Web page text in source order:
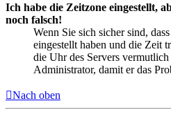
Ich habe die Zeitzone eingestellt,
noch falsch!
Wenn Sie sich sicher sind,
eingestellt haben und die Zeit
die Uhr des Servers
Administrator, damit er das
Nach oben